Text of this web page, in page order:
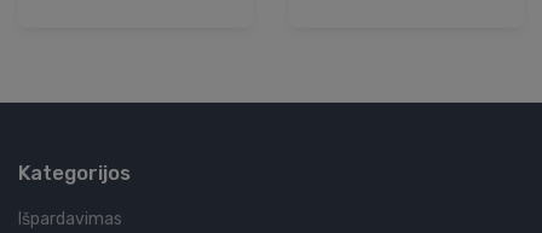
Kategorijos
Išpardavimas